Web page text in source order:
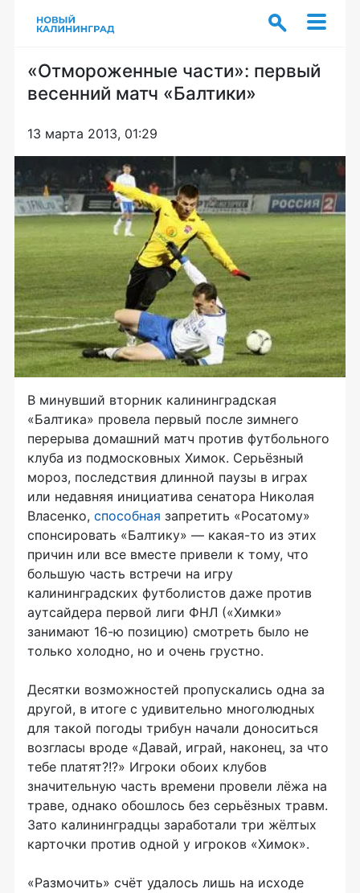
«Отмороженные части»: первый
весенний матч «Балтики»
13 марта 2013, 01:29
В минувший вторник калининградская
«Балтика» провела первый после зимнего
перерыва домашний матч против футбольного
клуба из подмосковных Химок. Серьёзный
мороз, последствия длинной паузы в играх
или недавняя инициатива сенатора Николая
Власенко, способная запретить «Росатому»
спонсировать «Балтику» — какая-то из этих
причин или все вместе привели к тому, что
большую часть встречи на игру
калининградских футболистов даже против
аутсайдера первой лиги ФНЛ («Химки»
занимают 16-ю позицию) смотреть было не
только холодно, но и очень грустно.
Десятки возможностей пропускались одна за
другой, в итоге с удивительно многолюдных
для такой погоды трибун начали доноситься
возгласы вроде «Давай, играй, наконец, за что
тебе платят?!?» Игроки обоих клубов
значительную часть времени провели лёжа на
траве, однако обошлось без серьёзных травм.
Зато калининградцы заработали три жёлтых
карточки против одной у игроков «Химок».
«Размочить» счёт удалось лишь на исходе